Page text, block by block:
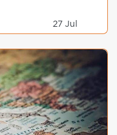
27 Jul